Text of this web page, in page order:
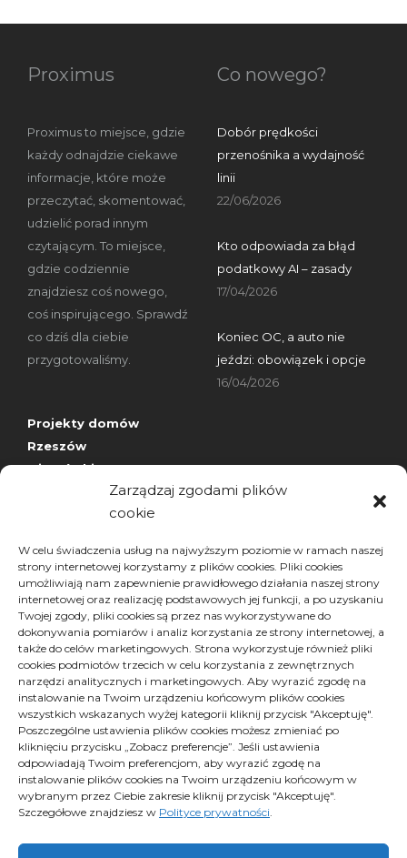
Zarządzaj zgodami plików
cookie
W celu świadczenia usług na najwyższym poziomie w ramach naszej
strony internetowej korzystamy z plików cookies. Pliki cookies
umożliwiają nam zapewnienie prawidłowego działania naszej strony
internetowej oraz realizację podstawowych jej funkcji, a po uzyskaniu
Twojej zgody, pliki cookies są przez nas wykorzystywane do
dokonywania pomiarów i analiz korzystania ze strony internetowej, a
także do celów marketingowych. Strona wykorzystuje również pliki
cookies podmiotów trzecich w celu korzystania z zewnętrznych
narzędzi analitycznych i marketingowych. Aby wyrazić zgodę na
instalowanie na Twoim urządzeniu końcowym plików cookies
wszystkich wskazanych wyżej kategorii kliknij przycisk "Akceptuję".
Poszczególne ustawienia plików cookies możesz zmieniać po
kliknięciu przycisku „Zobacz preferencje”. Jeśli ustawienia
odpowiadają Twoim preferencjom, aby wyrazić zgodę na
instalowanie plików cookies na Twoim urządzeniu końcowym w
wybranym przez Ciebie zakresie kliknij przycisk "Akceptuję".
Szczegółowe znajdziesz w Polityce prywatności.
Proximus
Proximus to miejsce, gdzie
każdy odnajdzie ciekawe
informacje, które może
przeczytać, skomentować,
udzielić porad innym
czytającym. To miejsce,
gdzie codziennie
znajdziesz coś nowego,
coś inspirującego. Sprawdź
co dziś dla ciebie
przygotowaliśmy.
Projekty domów
Rzeszów
wizytówki nap
Co nowego?
Dobór prędkości
przenośnika a wydajność
linii
22/06/2026
Kto odpowiada za błąd
podatkowy AI – zasady
17/04/2026
Koniec OC, a auto nie
jeździ: obowiązek i opcje
16/04/2026
Archiwa
Wybierz miesiąc
Archiwa
Polityka plików cookies (EU)
Polityka prywatności
Proximus - Wszelkie prawa zastrzeżone